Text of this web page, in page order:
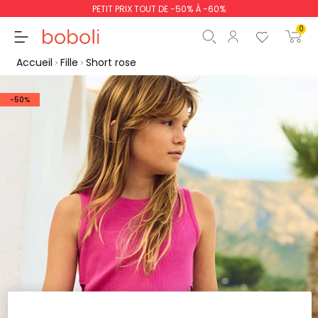
PETIT PRIX TOUT DE -50% À -60%
0
0,00 €
0,00 €
poursuit Commencer la
Accueil Fille Short rose
-50%